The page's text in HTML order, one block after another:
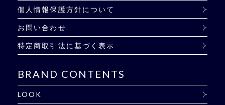
個人情報保護方針について
お問い合わせ
特定商取引法に基づく表示
BRAND CONTENTS
LOOK